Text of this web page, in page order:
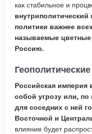
как стабильное и
политики важнее
называемые
Россию.
Российская империя
собой угрозу или,
для соседних с ней
Восточной и
влияние будет